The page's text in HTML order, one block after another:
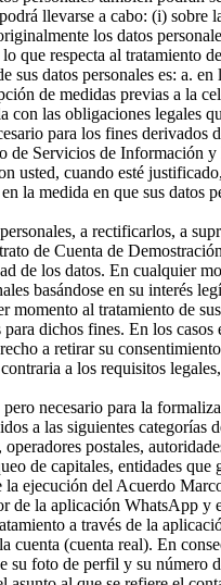
llevarse a cabo: (i)
los datos
que respecta al
sus datos personales es: a.
de medidas previas a la
con las obligaciones legales
para los fines
de Servicios de Información
usted, cuando esté
la medida en que sus datos
a rectificarlos, a
de Cuenta de
de los datos. En cualquier
basándose en su interés
momento al tratamiento de
para dichos fines. En los
a retirar su
a los requisitos
necesario para la
a las siguientes
operadores postales,
de capitales, entidades
la ejecución del Acuerdo
de la aplicación WhatsApp y
a través de la
cuenta (cuenta real). En
foto de perfil y su número